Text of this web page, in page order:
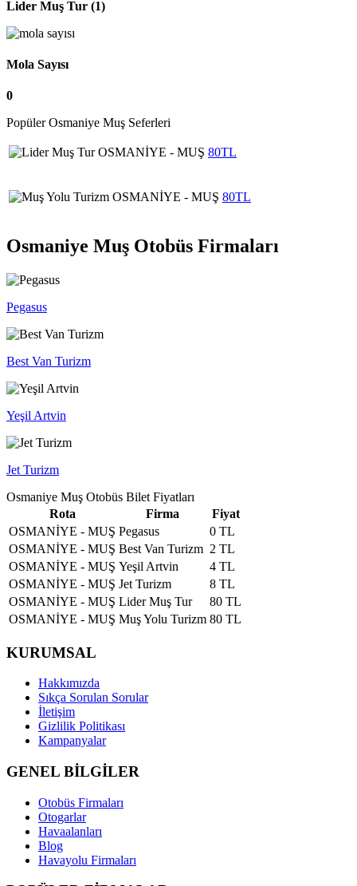
Lider Muş Tur (1)
Mola Sayısı
0
Popüler Osmaniye Muş Seferleri
OSMANİYE - MUŞ 80TL
OSMANİYE - MUŞ 80TL
Osmaniye Muş Otobüs Firmaları
Pegasus
Best Van Turizm
Yeşil Artvin
Jet Turizm
Osmaniye Muş Otobüs Bilet Fiyatları
Rota
Firma
Fiyat
OSMANİYE - MUŞ Pegasus
0 TL
OSMANİYE - MUŞ Best Van Turizm 2 TL
OSMANİYE - MUŞ Yeşil Artvin
4 TL
OSMANİYE - MUŞ Jet Turizm
8 TL
OSMANİYE - MUŞ Lider Muş Tur
80 TL
OSMANİYE - MUŞ Muş Yolu Turizm 80 TL
KURUMSAL
Hakkımızda
Sıkça Sorulan Sorular
İletişim
Gizlilik Politikası
Kampanyalar
GENEL BİLGİLER
Otobüs Firmaları
Otogarlar
Havaalanları
Blog
Havayolu Firmaları